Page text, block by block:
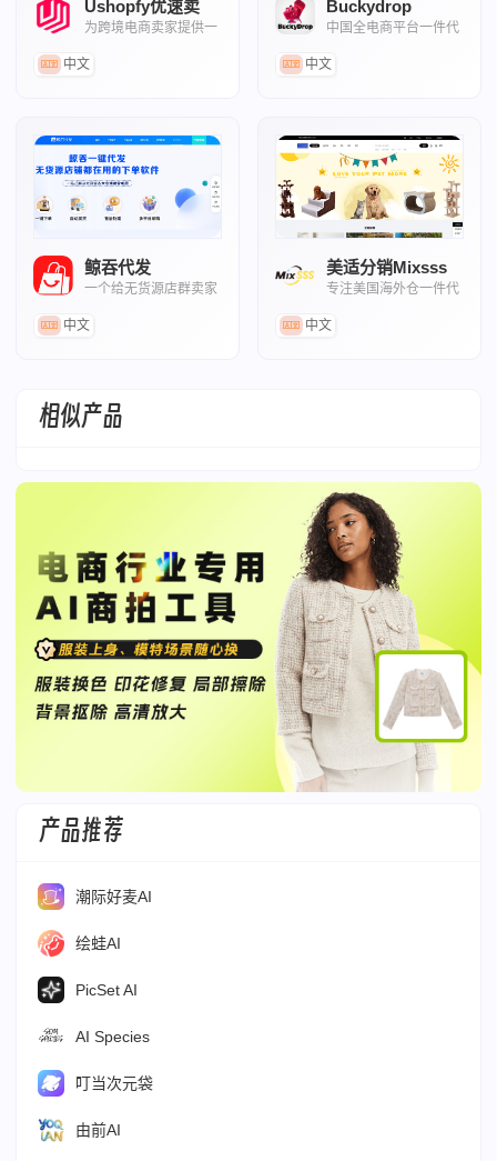
Ushopfy优速卖
为跨境电商卖家提供一
中文
Buckydrop
中国全电商平台一件代
中文
鲸吞代发
一个给无货源店群卖家
中文
美适分销Mixsss
专注美国海外仓一件代
中文
相似产品
产品推荐
潮际好麦AI
绘蛙AI
PicSet AI
AI Species
叮当次元袋
由前AI